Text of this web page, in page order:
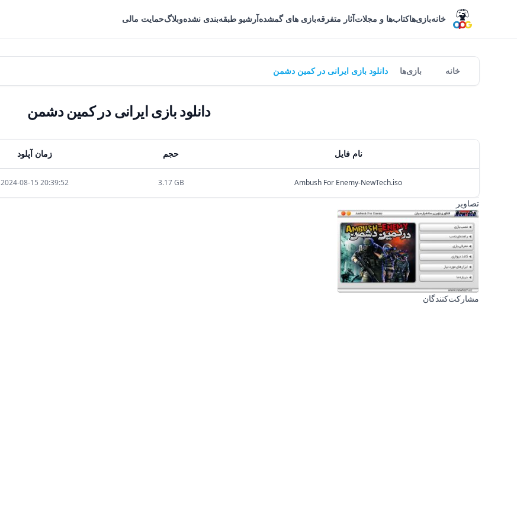
خانهبازی‌هاکتاب‌ها و مجلاتآثار متفرقهبازی های گمشدهآرشیو طبقه‌بندی نشدهوبلاگحمایت مالی
خانه بازی‌ها دانلود بازی ایرانی در کمین دشمن
دانلود بازی ایرانی در کمین دشمن
نام فایل حجم زمان آپلود
Ambush For Enemy-NewTech.iso
3.17 GB
2024-08-15 20:39:52
تصاویر
مشارکت‌کنندگان